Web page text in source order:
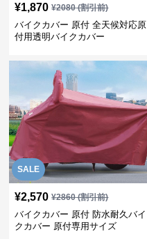
¥1,870 ¥2080(割引前)
バイクカバー 原付 全天候対応原
付用透明バイクカバー
SALE
¥2,570 ¥2860(割引前)
バイクカバー 原付 防水耐久バイ
クカバー 原付専用サイズ